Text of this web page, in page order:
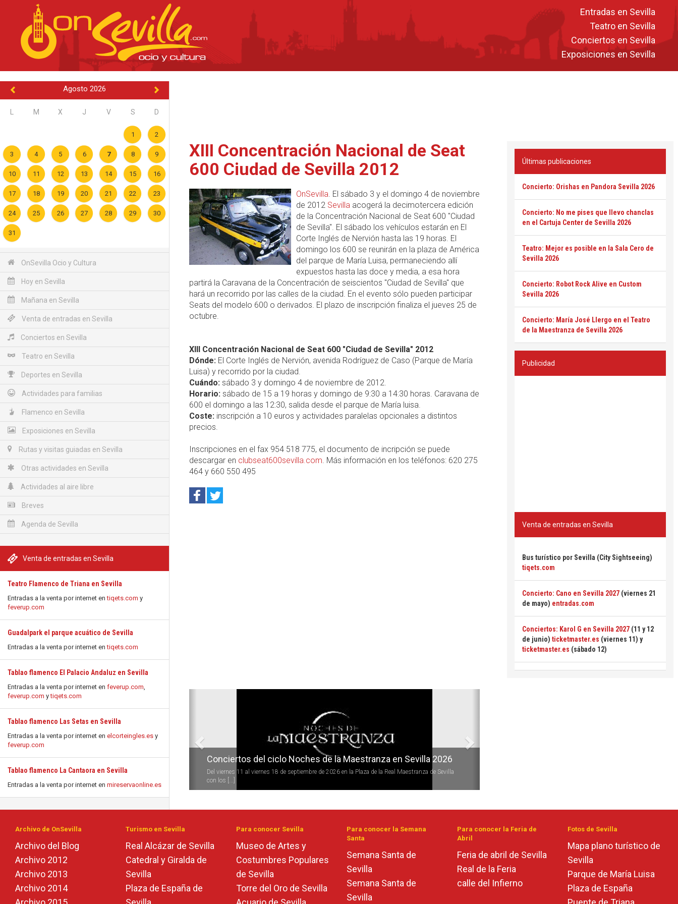
Entradas en Sevilla
Teatro en Sevilla
Conciertos en Sevilla
Exposiciones en Sevilla
Agosto 2026
M X J V S D
1 2
3 4 5 6 7 8 9
10 11 12 13 14 15 16
17 18 19 20 21 22 23
24 25 26 27 28 29 30
31
OnSevilla Ocio y Cultura
Hoy en Sevilla
Mañana en Sevilla
Venta de entradas en Sevilla
Conciertos en Sevilla
Teatro en Sevilla
Deportes en Sevilla
Actividades para familias
Flamenco en Sevilla
Exposiciones en Sevilla
Rutas y visitas guiadas en Sevilla
Otras actividades en Sevilla
Actividades al aire libre
Breves
Agenda de Sevilla
Venta de entradas en Sevilla
Teatro Flamenco de Triana en Sevilla
Entradas a la venta por internet entiqets.com y
feverup.com
Guadalpark el parque acuático de Sevilla
Entradas a la venta por internet entiqets.com
Tablao flamenco El Palacio Andaluz en Sevilla
Entradas a la venta por internet en feverup.com,
feverup.com ytiqets.com
Tablao flamenco Las Setas en Sevilla
Entradas a la venta por internet en elcorteingles.es y
feverup.com
Tablao flamenco La Cantaora en Sevilla
Entradas a la venta por internet en mireservaonline.es
XIII Concentración Nacional de Seat
600 Ciudad de Sevilla 2012
OnSevilla. El sábado 3 y el domingo 4 de noviembre
de 2012 Sevillaacogerá la decimotercera edición
de la Concentración Nacional de Seat 600 "Ciudad
de Sevilla". El sábado los vehículos estarán en El
Corte Inglés de Nervión hasta las 19 horas. El
domingo los 600 se reunirán en la plaza de América
del parque de María Luisa, permaneciendo allí
expuestos hasta las doce y media, a esa hora
partirá la Caravana de la Concentración de seiscientos "Ciudad de Sevilla" que
hará un recorrido por las calles de la ciudad. En el evento sólo pueden participar
Seats del modelo 600 o derivados. El plazo de inscripción finaliza el jueves 25 de
octubre.
XIII Concentración Nacional de Seat 600 "Ciudad de Sevilla" 2012
Dónde: El Corte Inglés de Nervión, avenida Rodríguez de Caso (Parque de María
Luisa) y recorrido por la ciudad.
Cuándo: sábado 3 y domingo 4 de noviembre de 2012.
Horario: sábado de 15 a 19 horas y domingo de 9:30 a 14:30 horas. Caravana de
600 el domingo a las 12:30, salida desde el parque de María luisa.
Coste: inscripción a 10 euros y actividades paralelas opcionales a distintos
precios.
Inscripciones en el fax 954 518 775, el documento de incripción se puede
descargar en clubseat600sevilla.com. Más información en los teléfonos: 620 275
464 y 660 550 495
Conciertos del ciclo Noches de la Maestranza en Sevilla 2026
Del viernes 11 al viernes 18 de septiembre de 2026 en la Plaza de la Real Maestranza de Sevilla
con los [...]
Últimas publicaciones
Concierto: Orishas en Pandora Sevilla 2026
Concierto: No me pises que llevo chanclas
en el Cartuja Center de Sevilla 2026
Teatro: Mejor es posible en la Sala Cero de
Sevilla 2026
Concierto: Robot Rock Alive en Custom
Sevilla 2026
Concierto: María José Llergo en el Teatro
de la Maestranza de Sevilla 2026
Publicidad
Venta de entradas en Sevilla
Bus turístico por Sevilla (City Sightseeing)
tiqets.com
Concierto: Cano en Sevilla 2027 (viernes 21
de mayo) entradas.com
Conciertos: Karol G en Sevilla 2027 (11 y 12
de junio) ticketmaster.es (viernes 11) y
ticketmaster.es (sábado 12)
Archivo de OnSevilla
Archivo del Blog
Archivo 2012
Archivo 2013
Archivo 2014
Turismo en Sevilla
Real Alcázar de Sevilla
Catedral y Giralda de
Sevilla
Plaza de España de
Para conocer Sevilla
Museo de Artes y
Costumbres Populares
de Sevilla
Torre del Oro de Sevilla
Para conocer la Semana
Santa
Semana Santa de
Sevilla
Semana Santa de
Sevilla
Para conocer la Feria de
Abril
Feria de abril de Sevilla
Real de la Feria
calle del Infierno
Fotos de Sevilla
Mapa plano turístico de
Sevilla
Parque de María Luisa
Plaza de España